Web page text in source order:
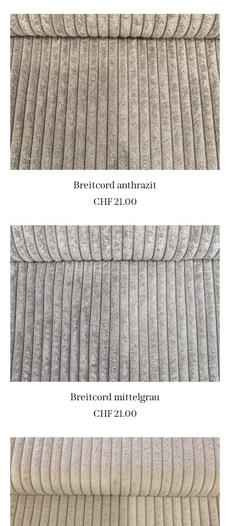
Breitcord anthrazit
CHF21.00
Breitcord mittelgrau
CHF21.00